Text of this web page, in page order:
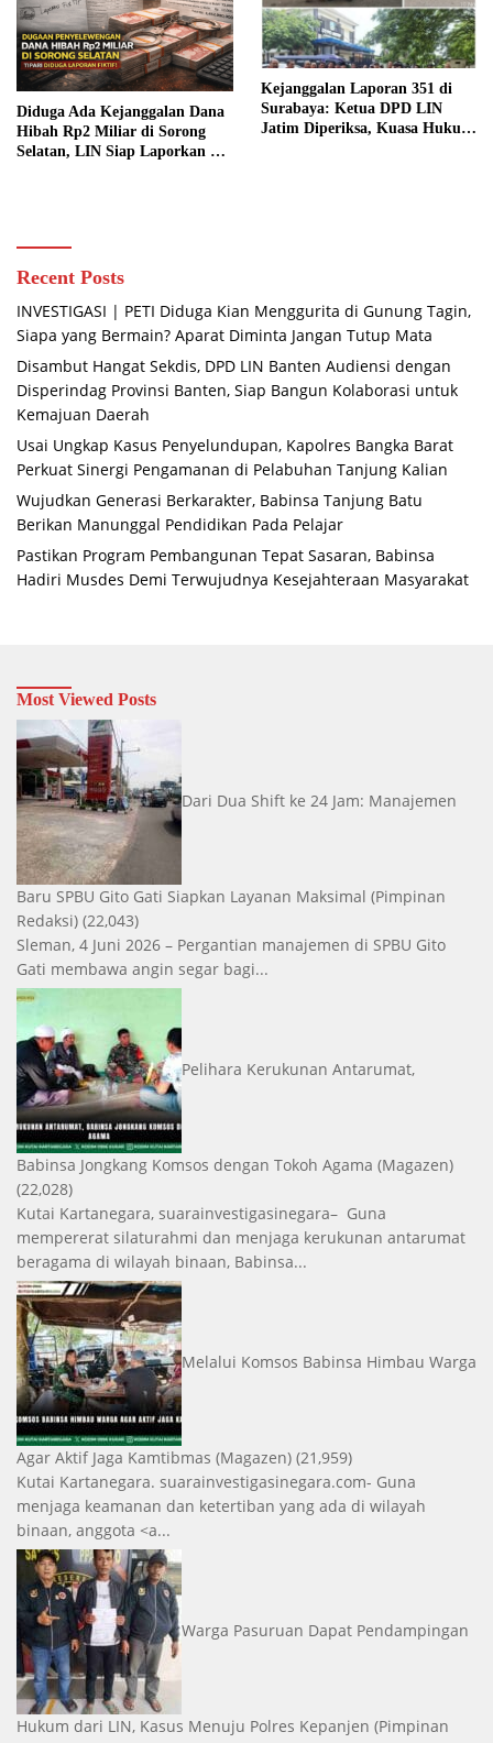
Diduga Ada Kejanggalan Dana
Hibah Rp2 Miliar di Sorong
Selatan, LIN Siap Laporkan ke
Kejanggalan Laporan 351 di
Surabaya: Ketua DPD LIN
Jatim Diperiksa, Kuasa Hukum
Recent Posts
INVESTIGASI | PETI Diduga Kian Menggurita di Gunung Tagin,
Siapa yang Bermain? Aparat Diminta Jangan Tutup Mata
Disambut Hangat Sekdis, DPD LIN Banten Audiensi dengan
Disperindag Provinsi Banten, Siap Bangun Kolaborasi untuk
Kemajuan Daerah
Usai Ungkap Kasus Penyelundupan, Kapolres Bangka Barat
Perkuat Sinergi Pengamanan di Pelabuhan Tanjung Kalian
Wujudkan Generasi Berkarakter, Babinsa Tanjung Batu
Berikan Manunggal Pendidikan Pada Pelajar
Pastikan Program Pembangunan Tepat Sasaran, Babinsa
Hadiri Musdes Demi Terwujudnya Kesejahteraan Masyarakat
Most Viewed Posts
Dari Dua Shift ke 24 Jam: Manajemen
Baru SPBU Gito Gati Siapkan Layanan Maksimal (Pimpinan
Redaksi) (22,043)
Sleman, 4 Juni 2026 – Pergantian manajemen di SPBU Gito
Gati membawa angin segar bagi...
Pelihara Kerukunan Antarumat,
Babinsa Jongkang Komsos dengan Tokoh Agama (Magazen)
(22,028)
Kutai Kartanegara, suarainvestigasinegara– Guna
mempererat silaturahmi dan menjaga kerukunan antarumat
beragama di wilayah binaan, Babinsa...
Melalui Komsos Babinsa Himbau Warga
Agar Aktif Jaga Kamtibmas (Magazen) (21,959)
Kutai Kartanegara. suarainvestigasinegara.com- Guna
menjaga keamanan dan ketertiban yang ada di wilayah
binaan, anggota <a...
Warga Pasuruan Dapat Pendampingan
Hukum dari LIN, Kasus Menuju Polres Kepanjen (Pimpinan